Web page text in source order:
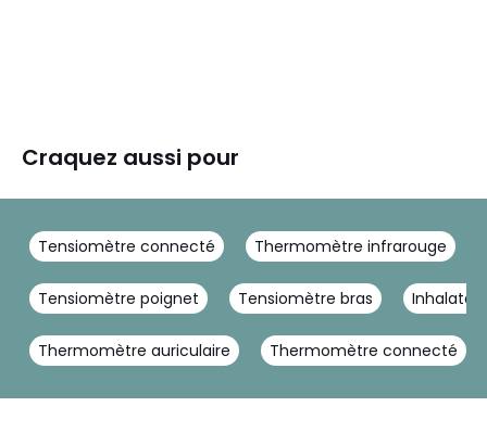
Craquez aussi pour
Tensiomètre connecté Thermomètre infrarouge
Tensiomètre poignet Tensiomètre bras
Thermomètre auriculaire Thermomètre connecté